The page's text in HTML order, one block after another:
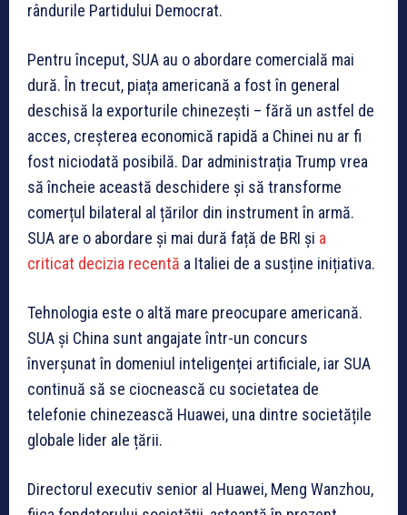
rândurile Partidului Democrat.
Pentru început, SUA au o abordare comercială mai
dură. În trecut, piața americană a fost în general
deschisă la exporturile chinezești – fără un astfel de
acces, creșterea economică rapidă a Chinei nu ar fi
fost niciodată posibilă. Dar administrația Trump vrea
să încheie această deschidere și să transforme
comerțul bilateral al țărilor din instrument în armă.
SUA are o abordare și mai dură față de BRI și a
criticat decizia recentă a Italiei de a susține inițiativa.
Tehnologia este o altă mare preocupare americană.
SUA și China sunt angajate într-un concurs
înverșunat în domeniul inteligenței artificiale, iar SUA
continuă să se ciocnească cu societatea de
telefonie chinezească Huawei, una dintre societățile
globale lider ale țării.
Directorul executiv senior al Huawei, Meng Wanzhou,